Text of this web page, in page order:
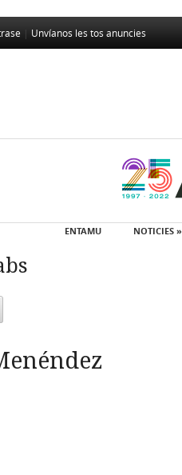
Unvíanos les tos anuncies
ENTAMU NOTICIES »